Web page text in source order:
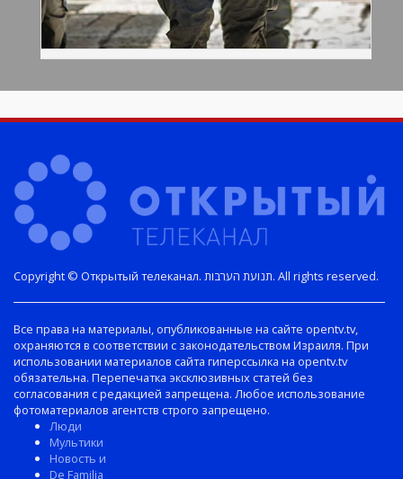
Copyright © Открытый телеканал. תנועת הערבות. All rights reserved.
Все права на материалы, опубликованные на сайте opentv.tv,
охраняются в соответствии с законодательством Израиля. При
использовании материалов сайта гиперссылка на opentv.tv
обязательна. Перепечатка эксклюзивных статей без
согласования с редакцией запрещена. Любое использование
фотоматериалов агентств строго запрещено.
Люди
Мультики
Новость и
De Familia